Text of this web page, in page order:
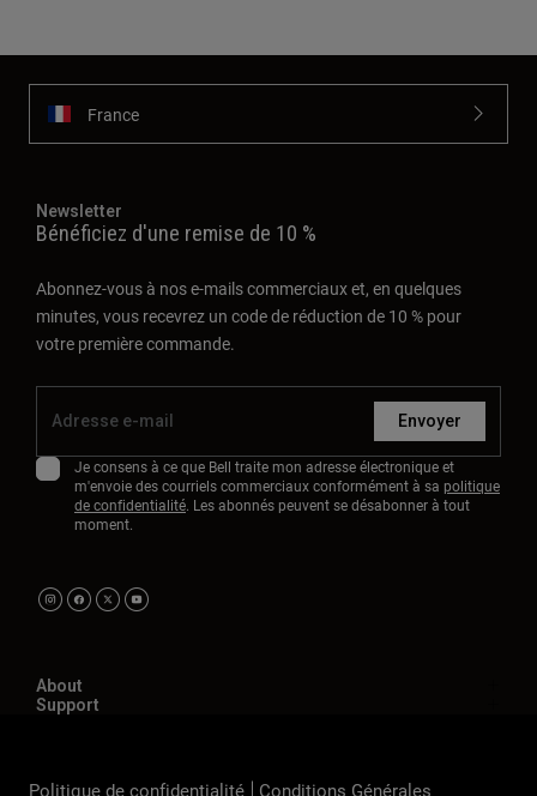
France
Newsletter
Bénéficiez d'une remise de 10 %
Abonnez-vous à nos e-mails commerciaux et, en quelques
minutes, vous recevrez un code de réduction de 10 % pour
votre première commande.
Envoyer
Je consens à ce que Bell traite mon adresse électronique et
m'envoie des courriels commerciaux conformément à sa politique
de confidentialité. Les abonnés peuvent se désabonner à tout
moment.
About
Support
Politique de confidentialité Conditions Générales